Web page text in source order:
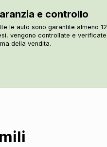
e controllo
le auto sono garantite almeno 12
vengono controllate e verificate
della vendita.